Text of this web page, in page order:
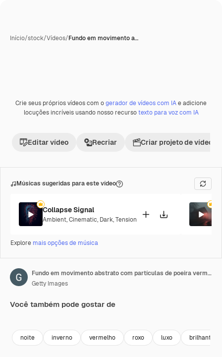
Início/stock/Vídeos/Fundo em movimento a…
Premium
Crie seus próprios vídeos com ogerador de vídeos com IAe adicione
locuções incríveis usando nosso recursotexto para voz com IA
Editar vídeo Recriar Criar projeto de vídeo
Músicas sugeridas para este vídeo
Collapse Signal
Ambient,Cinematic, Dark,Tension
Explore mais opções de música
Fundo em movimento abstrato com partículas de poeira vermelho-escura e bokeh de luz.
Getty Images
Você também pode gostar de
noite inverno vermelho roxo luxo brilhante